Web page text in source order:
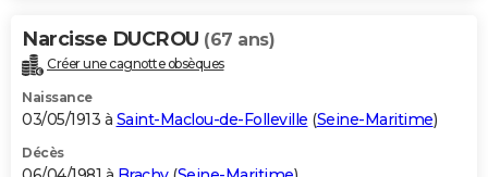
Narcisse DUCROU (67 ans)
Créer une cagnotte obsèques
Naissance
03/05/1913 à Saint-Maclou-de-Folleville (Seine-Maritime)
Décès